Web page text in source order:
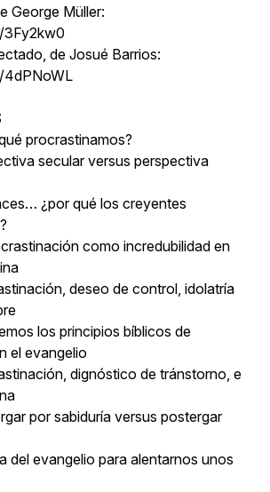
George Müller:
de Josué Barrios:
procrastinamos?
secular versus perspectiva
¿por qué los creyentes
como incredubilidad en
deseo de control, idolatría
los principios bíblicos de
el evangelio
dignóstico de tránstorno, e
por sabiduría versus postergar
del evangelio para alentarnos unos